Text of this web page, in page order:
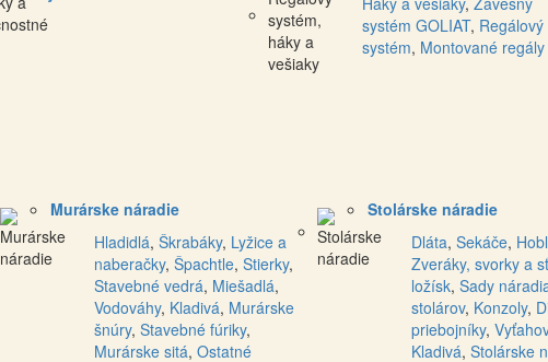
systém GOLIAT, Regálový
systém, Montované regály
Murárske náradie
Hladidlá, Škrabáky, Lyžice a
naberačky, Špachtle, Stierky,
Stavebné vedrá, Miešadlá,
Vodováhy, Kladivá, Murárske
šnúry, Stavebné fúriky,
Murárske sitá, Ostatné
Stolárske náradie
Dláta, Sekáče,
Zveráky, svorky a
ložísk, Sady
stolárov, Konzoly,
priebojníky,
Kladivá, Stolárske